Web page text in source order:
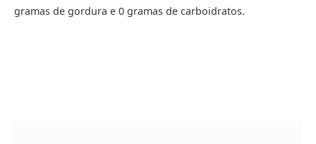
gramas de gordura e 0 gramas de carboidratos.